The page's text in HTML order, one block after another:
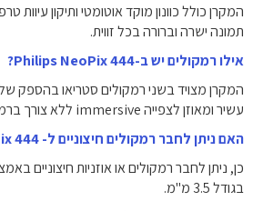
המקרן כולל כוונון מוקד אוטומטי ותיקון עיוות
תמונה ישרה וברורה בכל זווית.
אילו רמקולים יש ב-Philips NeoPix 444?
עשיר ומאוזן לצפייה immersive ללא צורך ברמקולים נוספים.
האם ניתן לחבר רמקולים חיצוניים ל- NeoPix 444?
כן, ניתן לחבר רמקולים או אוזניות חיצוניים
בגודל ‎3.5‎ מ"מ.